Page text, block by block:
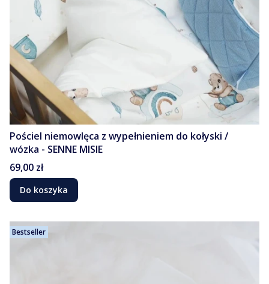
Pościel niemowlęca z wypełnieniem do kołyski /
wózka - SENNE MISIE
Cena
69,00 zł
Do koszyka
Bestseller